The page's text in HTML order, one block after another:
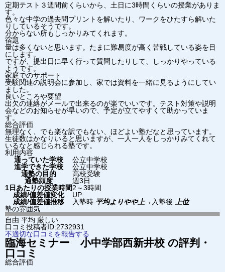
定期テスト３週間前くらいから、土日に3時間くらいの授業がありま
す。
色々な中学の過去問プリントを解いたり、ワークをひたすら解いた
りしているそうです。
分からない所もしっかりみてくれます。
宿題
量は多くないと思います。たまに難易度が高く苦戦している姿を目
にします。
ですが、提出日に早く行って質問したりして、しっかりやっている
ようです。
家庭でのサポート
受験関連の説明会に参加し、家では資料を一緒に見るようにしてい
ました。
良いところや要望
出欠の連絡がメールで出来るのが楽でいいです。テスト対策や説明
会などのお知らせが早いので、予定が立てやすくて助かっていま
す。
総合評価
無理なく、でも楽な訳でもない、ほどよい塾だなと思っています。
生徒数はかなりいると思いますが、一人一人をしっかりみてくれて
いるなと感じられる塾です。
利用内容
通っていた学校
公立中学校
進学できた学校
公立中学校
通塾の目的
高校受験
通塾頻度
週3日
1日あたりの授業時間2～3時間
成績/偏差値変化
UP
成績/偏差値推移
入塾時:平均よりやや上→ 入塾後: 上位
塾の雰囲気
自由 平均 厳しい
口コミ投稿者ID:2732931
不適切な口コミを報告する
臨海セミナー 小中学部西新井校 の評判・
口コミ
総合評価